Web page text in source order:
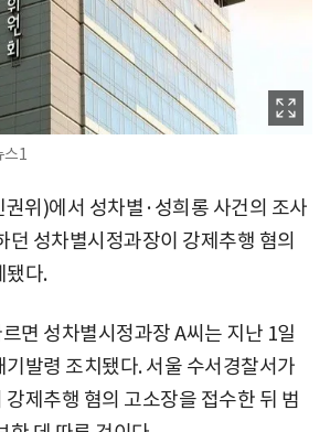
스1
위)에서 성차별·성희롱 사건의 조사
던 성차별시정과장이 강제추행 혐의
됐다.
면 성차별시정과장 A씨는 지난 1일
발령 조치됐다. 서울 수서경찰서가
제추행 혐의 고소장을 접수한 뒤 범